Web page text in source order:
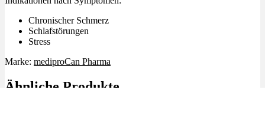
Chronischer Schmerz
Schlafstörungen
Stress
Marke: mediproCan Pharma
Ähnliche Produkte